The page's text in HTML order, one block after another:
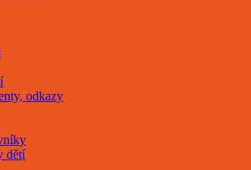
odkazy
dětí